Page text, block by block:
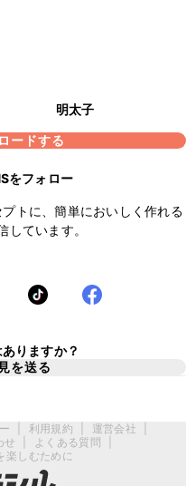
明太子
ードする
をフォロー
トに、簡単においしく作れる
しています。
りますか？
を送る
利用規約 運営会社
せ
よくある質問
楽しむために